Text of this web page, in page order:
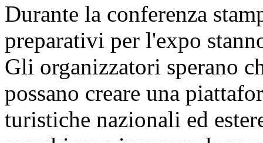
Durante la conferenza
preparativi per l'expo
Gli organizzatori sperano
possano creare una
turistiche nazionali ed